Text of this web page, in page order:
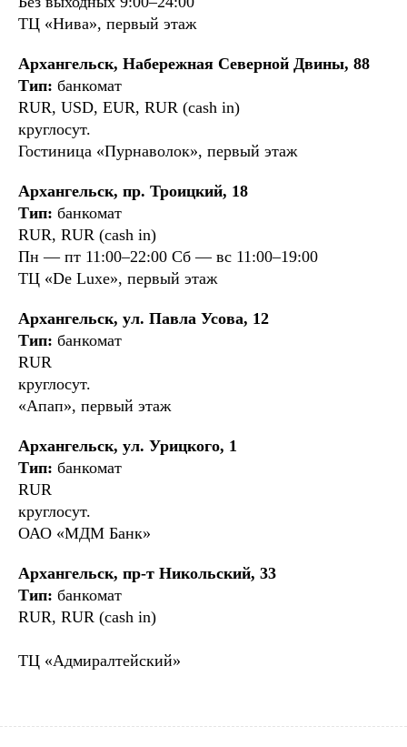
ТЦ «Нива», первый этаж
Архангельск, Набережная Северной Двины, 88
Тип: банкомат
RUR, USD, EUR, RUR (cash in)
круглосут.
Гостиница «Пурнаволок», первый этаж
Архангельск, пр. Троицкий, 18
Тип: банкомат
RUR, RUR (cash in)
Пн — пт 11:00–22:00 Cб — вс 11:00–19:00
ТЦ «De Luxe», первый этаж
Архангельск, ул. Павла Усова, 12
Тип: банкомат
RUR
круглосут.
«Апап», первый этаж
Архангельск, ул. Урицкого, 1
Тип: банкомат
RUR
круглосут.
ОАО «МДМ Банк»
Архангельск, пр-т Никольский, 33
Тип: банкомат
RUR, RUR (cash in)
ТЦ «Адмиралтейский»